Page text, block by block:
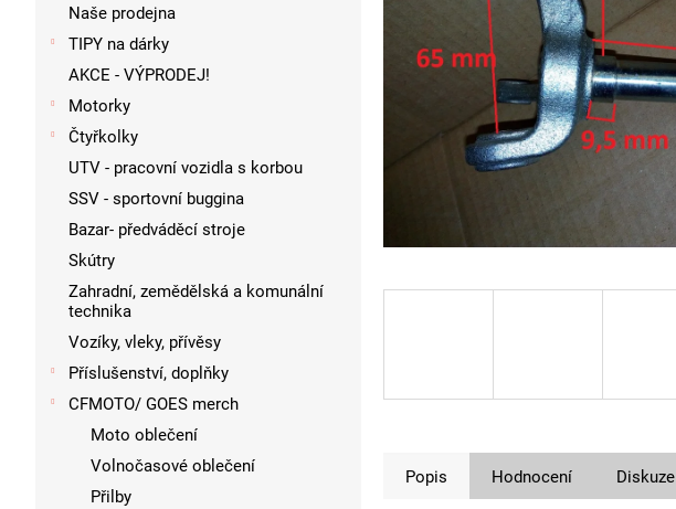
Naše prodejna
TIPY na dárky
AKCE - VÝPRODEJ!
Motorky
Čtyřkolky
UTV - pracovní vozidla s korbou
SSV - sportovní buggina
Bazar- předváděcí stroje
Skútry
Zahradní, zemědělská a komunální
technika
Vozíky, vleky, přívěsy
Příslušenství, doplňky
CFMOTO/ GOES merch
Moto oblečení
Volnočasové oblečení
Přilby
Popis Hodnocení Diskuze